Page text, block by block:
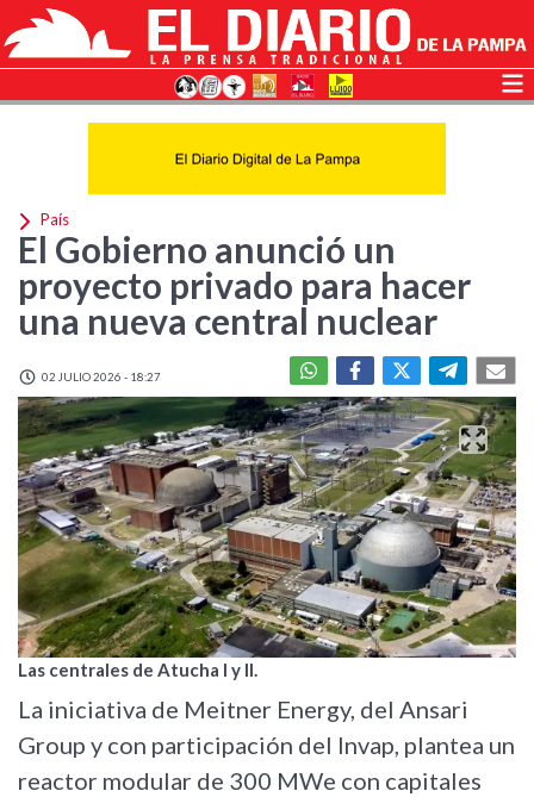
País
El Gobierno anunció un
proyecto privado para hacer
una nueva central nuclear
02 JULIO 2026 - 18:27
Las centrales de Atucha I y II.
La iniciativa de Meitner Energy, del Ansari
Group y con participación del Invap, plantea un
reactor modular de 300 MWe con capitales